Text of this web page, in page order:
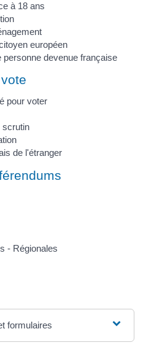
à 18 ans
européen
personne devenue française
pour voter
scrutin
de l'étranger
- Régionales
formulaires